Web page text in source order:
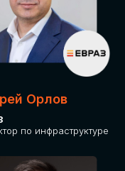
Орлов
по инфраструктуре